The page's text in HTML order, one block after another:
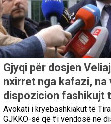
Gjyqi për dosjen
nxirret nga kafazi, na
dispozicion fashikujt
Avokati i kryebashkiakut të
GJKKO-së që t’i vendosë në